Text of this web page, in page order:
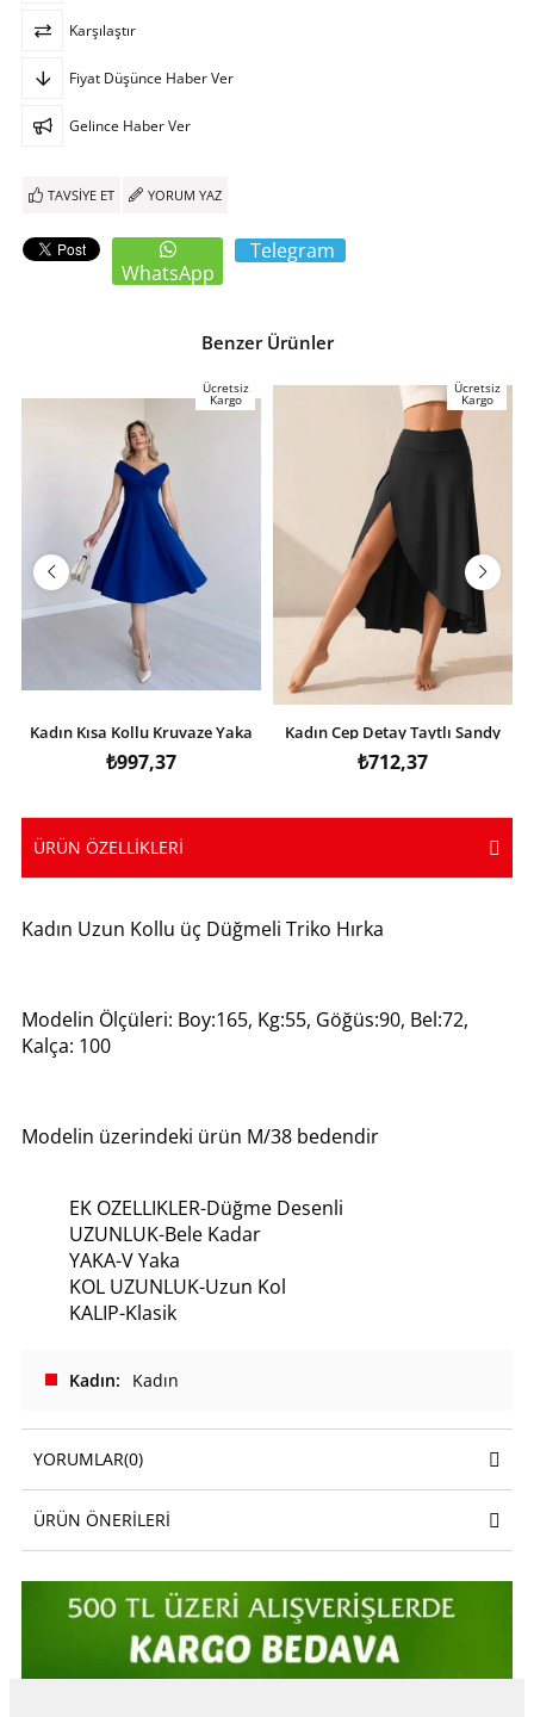
Karşılaştır
Fiyat Düşünce Haber Ver
Gelince Haber Ver
TAVSIYE ET YORUM YAZ
WhatsApp
Telegram
Benzer Ürünler
Ücretsiz
Kargo
Kadın Kısa Kollu Kruvaze Yaka
Eteği Volanlı Krep Elbise
₺997,37
Ücretsiz
Kargo
Kadın Cep Detay Taytlı Sandy
Etek
₺712,37
ÜRÜN ÖZELLIKLERI
Kadın Uzun Kollu üç Düğmeli Triko Hırka
Modelin Ölçüleri: Boy:165, Kg:55, Göğüs:90, Bel:72,
Kalça: 100
Modelin üzerindeki ürün M/38 bedendir
EK OZELLIKLER-Düğme Desenli
UZUNLUK-Bele Kadar
YAKA-V Yaka
KOL UZUNLUK-Uzun Kol
KALIP-Klasik
Kadın Kadın
YORUMLAR(0)
ÜRÜN ÖNERILERI